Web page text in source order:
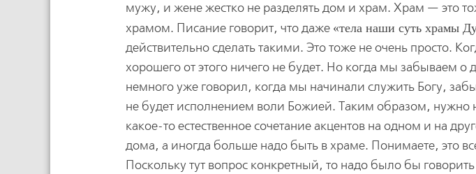
мужу, и жене жестко не разделять дом и храм. Храм — это
храмом. Писание говорит, что даже
тела наши суть храмы
действительно сделать такими. Это тоже не очень просто.
хорошего от этого ничего не будет. Но когда мы забываем о
немного уже говорил, когда мы начинали служить Богу,
не будет исполнением воли Божией. Таким образом, нужно
какое-то естественное сочетание акцентов на одном и на
дома, а иногда больше надо быть в храме. Понимаете, это
Поскольку тут вопрос конкретный, то надо было бы